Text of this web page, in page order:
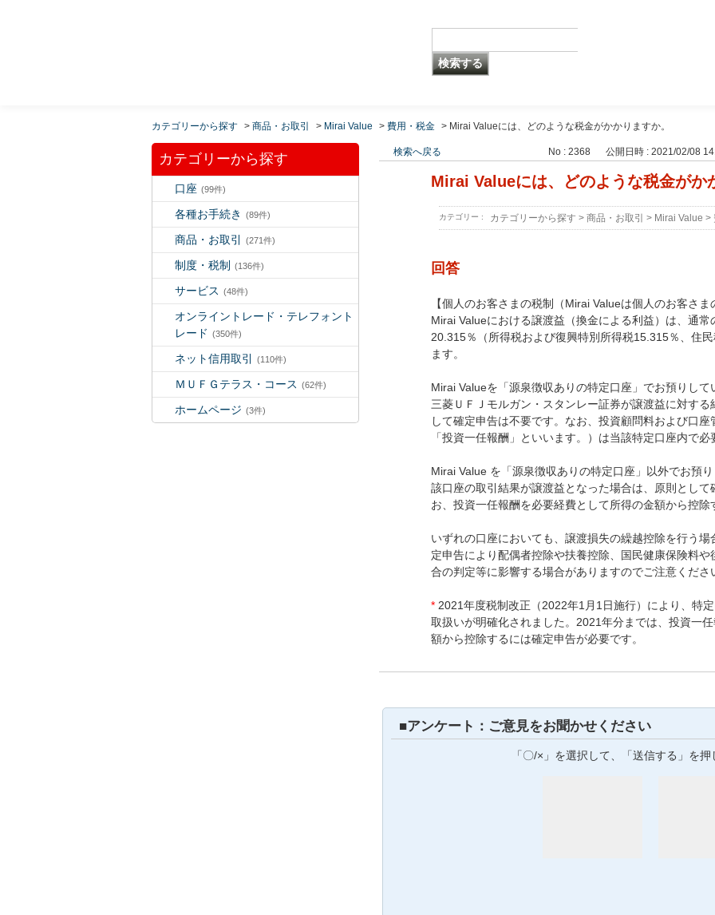
カテゴリーから探す > 商品・お取引 > Mirai Value > 費用・税金 > Mirai Valueには、どのような税金がかかりますか。
カテゴリーから探す
口座 (99件)
各種お手続き (89件)
商品・お取引 (271件)
制度・税制 (136件)
サービス (48件)
オンライントレード・テレフォント
レード (350件)
ネット信用取引 (110件)
ＭＵＦＧテラス・コース (62件)
ホームページ (3件)
検索へ戻る No : 2368 公開日時 : 2021/02/08
Mirai Valueには、どのような税金がか
カテゴリー : カテゴリーから探す > 商品・お取引 > Mirai Value >
回答
【個人のお客さまの税制（Mirai Valueは個人のお客さま
Mirai Valueにおける譲渡益（換金による利益）は、通
20.315％（所得税および復興特別所得税15.315％、住
ます。
Mirai Valueを「源泉徴収ありの特定口座」でお預りし
三菱ＵＦＪモルガン・スタンレー証券が譲渡益に対する
して確定申告は不要です。なお、投資顧問料および口
「投資一任報酬」といいます。）は当該特定口座内で
Mirai Value を「源泉徴収ありの特定口座」以外でお預
該口座の取引結果が譲渡益となった場合は、原則とし
お、投資一任報酬を必要経費として所得の金額から控除
いずれの口座においても、譲渡損失の繰越控除を行う
定申告により配偶者控除や扶養控除、国民健康保険料や
合の判定等に影響する場合がありますのでご注意くださ
* 2021年度税制改正（2022年1月1日施行）により、特
取扱いが明確化されました。2021年分までは、投資一
額から控除するには確定申告が必要です。
■アンケート：ご意見をお聞かせください
「〇/×」を選択して、「送信する」を押